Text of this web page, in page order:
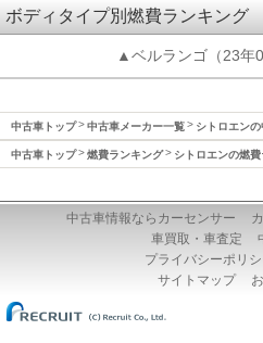
ボディタイプ別燃費ランキング
▲ベルランゴ（23年
中古車トップ 中古車メーカー一覧 シトロエン
中古車トップ 燃費ランキング シトロエンの燃
中古車情報ならカーセンサー
車買取・車査定
プライバシーポリ
サイトマップ